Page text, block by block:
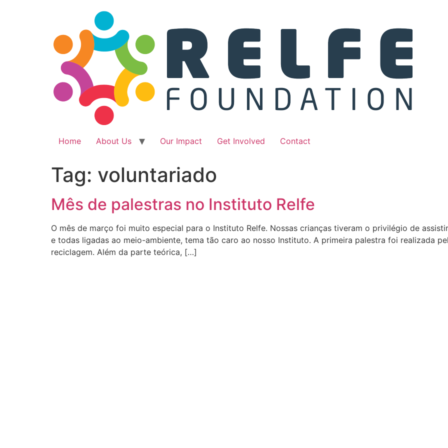
Home About Us Our Impact Get Involved Contact
Tag: voluntariado
Mês de palestras no Instituto Relfe
O mês de março foi muito especial para o Instituto Relfe. Nossas crianças tiveram o privilégio de
e todas ligadas ao meio-ambiente, tema tão caro ao nosso Instituto. A primeira palestra foi realizada
reciclagem. Além da parte teórica, […]